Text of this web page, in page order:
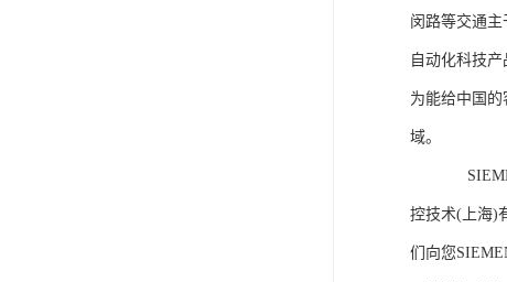
闵路等交通
自动化科技
为能给中国
域。
SIEMENS
控技术(上海)
们向您